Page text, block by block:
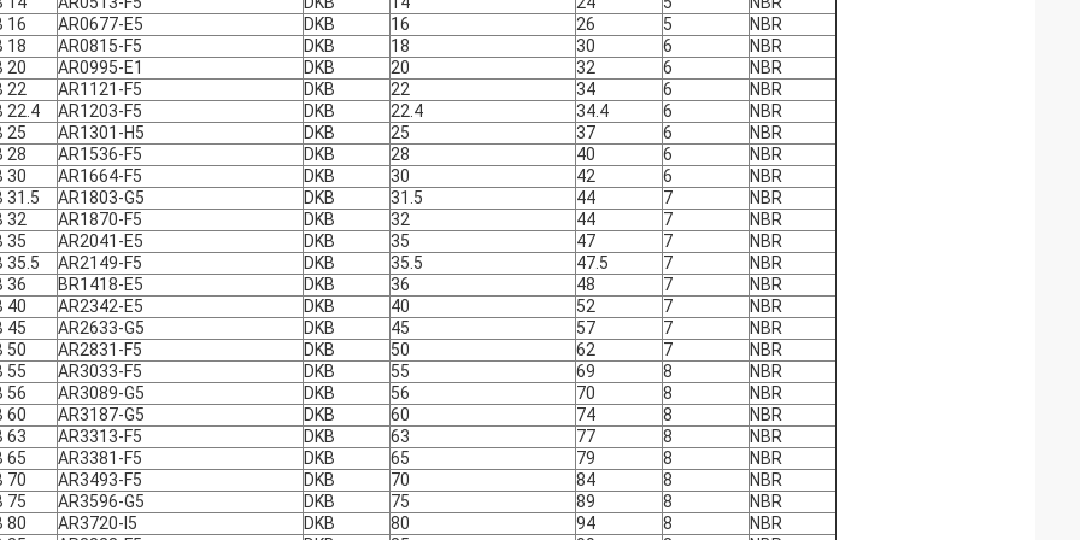
16
AR0677-E5 DKB 16 26 5
NBR
18
AR0815-F5 DKB 18 30 6
NBR
20
AR0995-E1 DKB 20 32 6
NBR
22
AR1121-F5 DKB 22 34 6
NBR
22.4
AR1203-F5 DKB 22.4 34.4 6
NBR
25
AR1301-H5 DKB 25 37 6
NBR
28
AR1536-F5 DKB 28 40 6
NBR
30
AR1664-F5 DKB 30 42 6
NBR
31.5
AR1803-G5 DKB 31.5 44 7
NBR
32
AR1870-F5 DKB 32 44 7
NBR
35
AR2041-E5 DKB 35 47 7
NBR
35.5
AR2149-F5 DKB 35.5 47.5 7
NBR
36
BR1418-E5 DKB 36 48 7
NBR
40
AR2342-E5 DKB 40 52 7
NBR
45
AR2633-G5 DKB 45 57 7
NBR
50
AR2831-F5 DKB 50 62 7
NBR
55
AR3033-F5 DKB 55 69 8
NBR
56
AR3089-G5 DKB 56 70 8
NBR
60
AR3187-G5 DKB 60 74 8
NBR
63
AR3313-F5 DKB 63 77 8
NBR
65
AR3381-F5 DKB 65 79 8
NBR
70
AR3493-F5 DKB 70 84 8
NBR
75
AR3596-G5 DKB 75 89 8
NBR
80
AR3720-I5 DKB 80 94 8
NBR